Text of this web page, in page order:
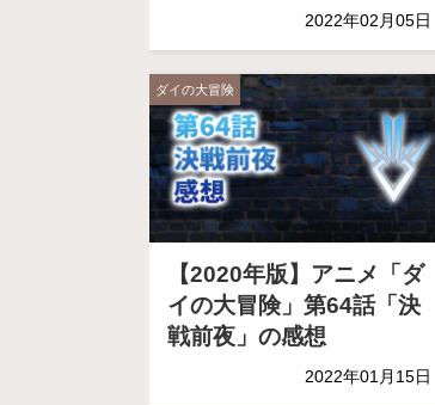
2022年02月05日
ダイの大冒険
【2020年版】アニメ「ダ
イの大冒険」第64話「決
戦前夜」の感想
2022年01月15日